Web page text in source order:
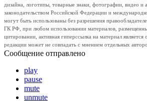
дизайна, логотипы, товарные знаки, фотографии, видео и
законодательством Российской Федерации и
могут быть использованы без разрешения
ГК РФ, при любом использовании материалов,
цитировании, активная гиперссылка на материал
редакции может не совпадать с мнением отдельных
Сообщение отправлено
play
pause
mute
unmute